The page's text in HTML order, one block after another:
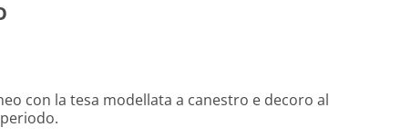
con la tesa modellata a canestro e decoro al